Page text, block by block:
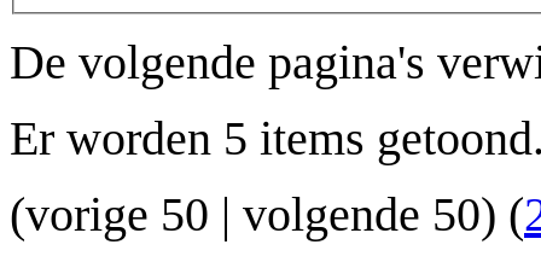
De volgende pagina's
Er worden 5 items
(vorige 50 | volgende 50) (